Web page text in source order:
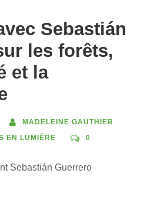
Sebastián
les forêts,
et la
MADELEINE GAUTHIER
EN LUMIÈRE 0
Sebastián Guerrero